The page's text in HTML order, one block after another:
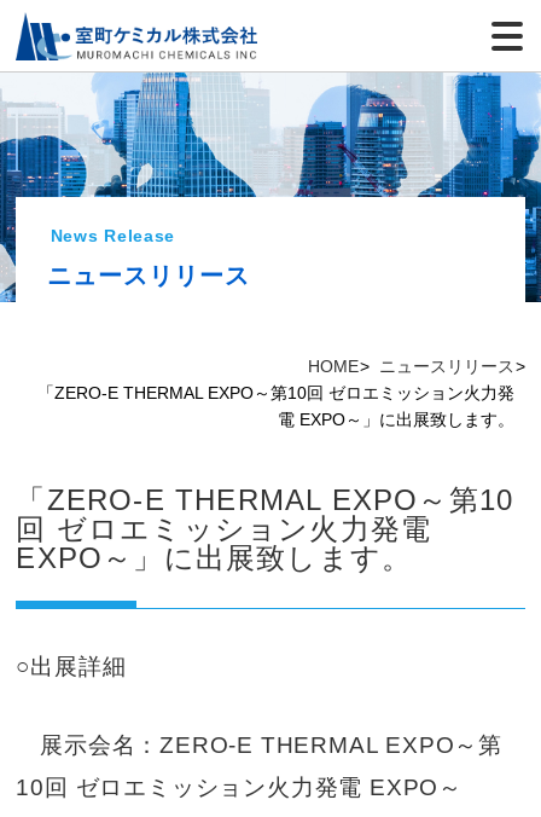
HOME
ニュースリリース
「ZERO-E THERMAL EXPO～第10回 ゼロエミッション火力発
電 EXPO～」に出展致します。
News Release
ニュースリリース
「ZERO-E THERMAL EXPO～第10
回 ゼロエミッション火力発電
EXPO～」に出展致します。
○出展詳細
展示会名：ZERO-E THERMAL EXPO～第
10回 ゼロエミッション火力発電 EXPO～